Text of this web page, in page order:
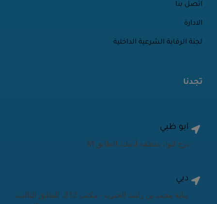
اتصل بنا
الادارة
لجنة الرقابة الشرعية الداخلية
تجدنا
أبو ظبي
برج ليوا، منطقة أدنيك، الطابق M
دبي
بناية محمد بن راشد الخيرية - مكتب 312، الطابق الثالث،